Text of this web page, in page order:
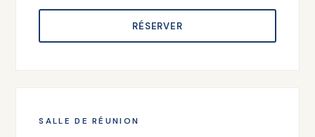
RÉSERVER
SALLE DE RÉUNION